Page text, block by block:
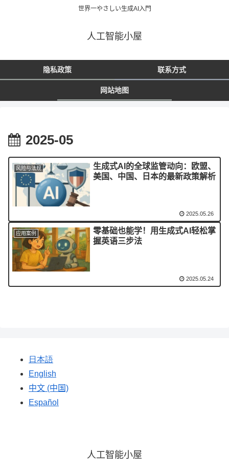
世界一やさしい生成AI入門
人工智能小屋
隐私政策 联系方式
网站地图
2025-05
风险与法规
生成式AI的全球监管动向：欧盟、
美国、中国、日本的最新政策解析
2025.05.26
应用案例
零基础也能学！用生成式AI轻松掌
握英语三步法
2025.05.24
日本語
English
中文 (中国)
Español
人工智能小屋